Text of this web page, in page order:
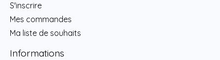
S'inscrire
Mes commandes
Ma liste de souhaits
Informations